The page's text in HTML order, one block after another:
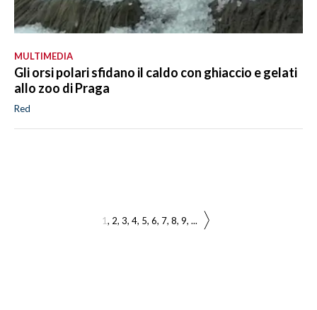
MULTIMEDIA
Gli orsi polari sfidano il caldo con ghiaccio e gelati
allo zoo di Praga
Red
1 2 3 4 5 6 7 8 9 ...